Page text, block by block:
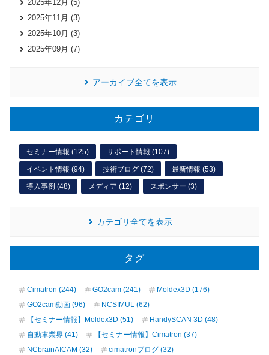
2025年12月 (5)
2025年11月 (3)
2025年10月 (3)
2025年09月 (7)
アーカイブ全てを表示
カテゴリ
セミナー情報 (125) サポート情報 (107)
イベント情報 (94) 技術ブログ (72) 最新情報 (53)
導入事例 (48) メディア (12) スポンサー (3)
カテゴリ全てを表示
タグ
Cimatron (244) GO2cam (241)
Moldex3D (176)
GO2cam動画 (96)
NCSIMUL (62)
【セミナー情報】Moldex3D (51)
HandySCAN 3D (48)
自動車業界 (41)
【セミナー情報】Cimatron (37)
NCbrainAICAM (32)
cimatronブログ (32)